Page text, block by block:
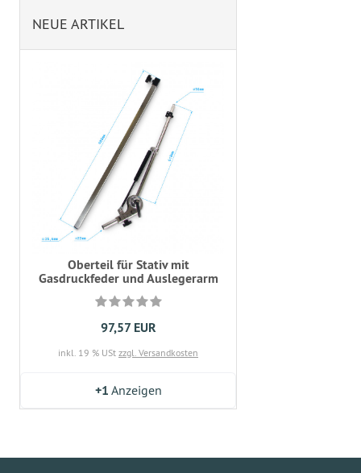
NEUE ARTIKEL
Oberteil für Stativ mit
Gasdruckfeder und Auslegerarm
97,57 EUR
inkl. 19 % USt zzgl. Versandkosten
+1 Anzeigen